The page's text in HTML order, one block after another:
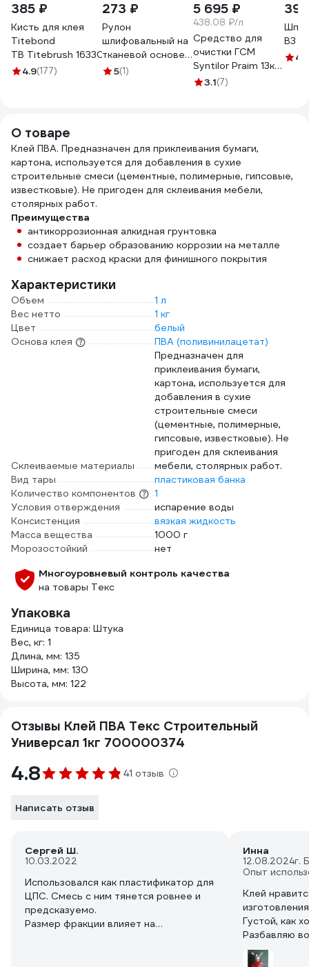
385 ₽
Кисть для клея
Titebond
TB Titebrush 16330
4.9(177)
273 ₽
Рулон
шлифовальный на
тканевой основе
115мм х 5м Р180
5(1)
5 695 ₽
438.08 ₽/л
Средство для
очистки ГСМ
Syntilor Praim 13кг
1054
3.1(7)
В3
4.5
О товаре
Клей ПВА. Предназначен для приклеивания бумаги,
картона, используется для добавления в сухие
строительные смеси (цементные, полимерные, гипсовые,
известковые). Не пригоден для склеивания мебели,
столярных работ.
Преимущества
антикоррозионная алкидная грунтовка
создает барьер образованию коррозии на металле
снижает расход краски для финишного покрытия
Характеристики
Объем
1 л
Вес нетто
1 кг
Цвет
белый
Основа клея
ПВА (поливинилацетат)
Склеиваемые материалы
Предназначен для
приклеивания бумаги,
картона, используется для
добавления в сухие
строительные смеси
(цементные, полимерные,
гипсовые, известковые). Не
пригоден для склеивания
мебели, столярных работ.
Вид тары
пластиковая банка
Количество компонентов
1
Условия отверждения
испарение воды
Консистенция
вязкая жидкость
Масса вещества
1000 г
Морозостойкий
нет
Многоуровневый контроль качества
на товары Текс
Упаковка
Единица товара: Штука
Вес, кг: 1
Длина, мм: 135
Ширина, мм: 130
Высота, мм: 122
Отзывы Клей ПВА Текс Строительный
Универсал 1кг 700000374
4.8 41 отзыв
Написать отзыв
Сергей Ш.
10.03.2022
Использовался как пластификатор для
ЦПС. Смесь с ним тянется ровнее и
предсказуемо.
Размер фракции влияет на
Инна
12.08.2024г.
Опыт
Клей
Густой, как
Разбавляю